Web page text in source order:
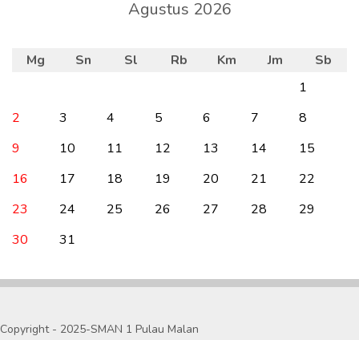
Agustus 2026
Mg Sn Sl Rb Km Jm
Sb
1
2
3 4 5 6 7
8
9
10 11 12 13 14
15
16
17 18 19 20 21
22
23
24 25 26 27 28
29
30
31
Copyright - 2025-SMAN 1 Pulau Malan